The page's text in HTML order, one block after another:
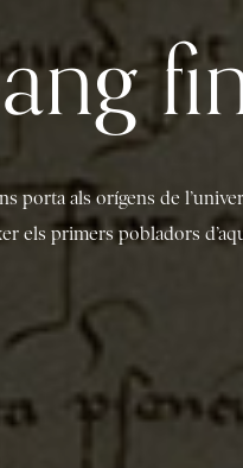
porta als orígens de
els primers pobladors